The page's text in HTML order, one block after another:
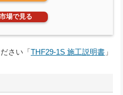
場で見る
さい「THF29-1S 施工説明書 」